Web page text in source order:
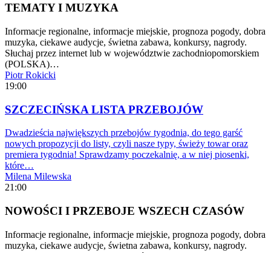
TEMATY I MUZYKA
Informacje regionalne, informacje miejskie, prognoza pogody, dobra
muzyka, ciekawe audycje, świetna zabawa, konkursy, nagrody.
Słuchaj przez internet lub w województwie zachodniopomorskiem
(POLSKA)…
Piotr Rokicki
19:00
SZCZECIŃSKA LISTA PRZEBOJÓW
Dwadzieścia największych przebojów tygodnia, do tego garść
nowych propozycji do listy, czyli nasze typy, świeży towar oraz
premiera tygodnia! Sprawdzamy poczekalnię, a w niej piosenki,
które…
Milena Milewska
21:00
NOWOŚCI I PRZEBOJE WSZECH CZASÓW
Informacje regionalne, informacje miejskie, prognoza pogody, dobra
muzyka, ciekawe audycje, świetna zabawa, konkursy, nagrody.